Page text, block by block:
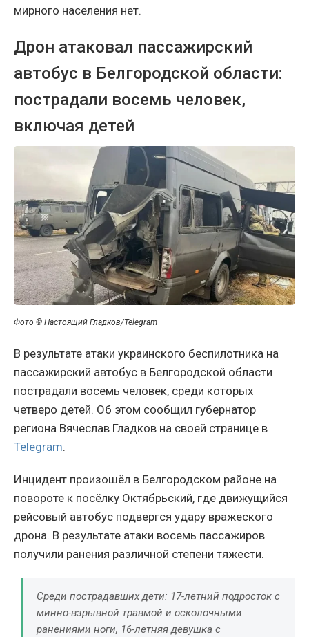
мирного населения нет.
Дрон атаковал пассажирский
автобус в Белгородской области:
пострадали восемь человек,
включая детей
Фото © Настоящий Гладков/Telegram
В результате атаки украинского беспилотника на
пассажирский автобус в Белгородской области
пострадали восемь человек, среди которых
четверо детей. Об этом сообщил губернатор
региона Вячеслав Гладков на своей странице в
Telegram.
Инцидент произошёл в Белгородском районе на
повороте к посёлку Октябрьский, где движущийся
рейсовый автобус подвергся удару вражеского
дрона. В результате атаки восемь пассажиров
получили ранения различной степени тяжести.
Среди пострадавших дети: 17-летний подросток с
минно-взрывной травмой и осколочными
ранениями ноги, 16-летняя девушка с